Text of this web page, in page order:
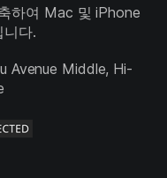
하여 Mac 및 iPhone
니다.
Avenue Middle, Hi-